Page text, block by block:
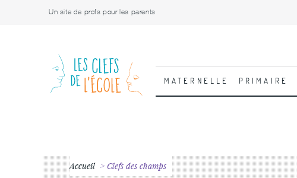
Un site de profs pour les parents
MATERNELLE PRIMAIRE
Accueil Clefs des champs